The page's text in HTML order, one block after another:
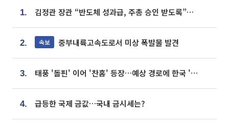
1. 김정관 장관 “반도체 성과급, 주총 승인 받도록”…상법·자본시장법 개정 시사
2. 속보 중부내륙고속도로서 미상 폭발물 발견
3. 태풍 '돌핀' 이어 '찬홈' 등장…예상 경로에 한국 '한숨'
4. 급등한 국제 금값…국내 금시세는?